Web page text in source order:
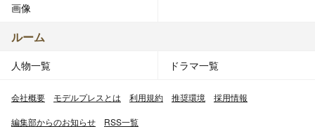
画像
ルーム
人物一覧 ドラマ一覧
会社概要 モデルプレスとは 利用規約 推奨環境 採用情報
編集部からのお知らせ RSS一覧